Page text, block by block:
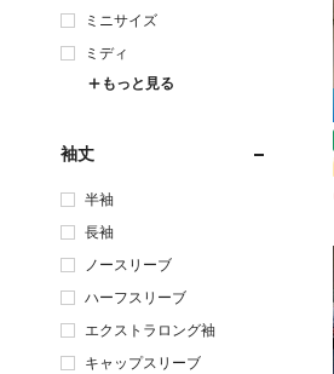
ミニサイズ
ミディ
もっと見る
袖丈
半袖
長袖
ノースリーブ
ハーフスリーブ
エクストラロング袖
キャップスリーブ